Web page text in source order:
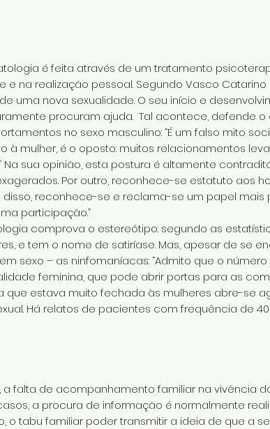
é feita através de um tratamento
e na realização pessoal. Segundo Vasco
uma nova sexualidade. O seu início e
procuram ajuda. Tal acontece, defende
no sexo masculino: “É um falso mito
à mulher, é o oposto: muitos relacionamentos
Na sua opinião, esta postura é altamente
Por outro, reconhece-se estatuto aos
reconhece-se e reclama-se um papel mais
participação.”
comprova o estereótipo: segundo as
e tem o nome de satiríase. Mas, apesar de se
sexo – as ninfomaníacas: “Admito que o
feminina, que pode abrir portas para as
que estava muito fechada às mulheres abre-se
Há relatos de pacientes com frequência de 40
a falta de acompanhamento familiar na vivência
a procura de informação é normalmente
o tabu familiar poder transmitir a ideia de que a